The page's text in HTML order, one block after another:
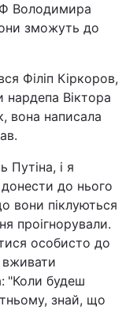
Володимира
зможуть до
Філіп Кіркоров,
нардепа Віктора
вона написала
Путіна, і я
до нього
вони піклуються
проігнорували.
особисто до
вживати
"Коли будеш
знай, що